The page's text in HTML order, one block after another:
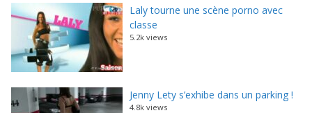
Laly tourne une scène porno avec
classe
5.2k views
Jenny Lety s’exhibe dans un parking !
4.8k views